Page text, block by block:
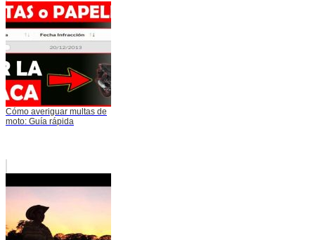
Cómo averiguar multas de
moto: Guía rápida